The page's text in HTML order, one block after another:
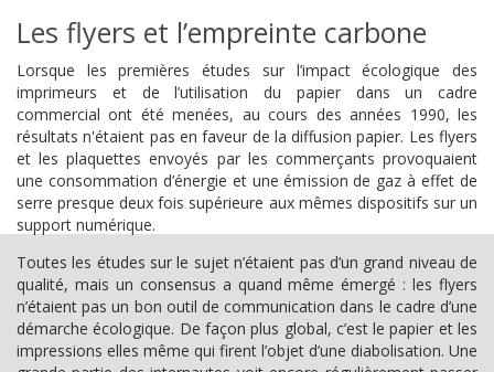
Les flyers et l’empreinte carbone
Lorsque les premières études sur l’impact écologique des
imprimeurs et de l’utilisation du papier dans un cadre
commercial ont été menées, au cours des années 1990, les
résultats n'étaient pas en faveur de la diffusion papier. Les flyers
et les plaquettes envoyés par les commerçants provoquaient
une consommation d’énergie et une émission de gaz à effet de
serre presque deux fois supérieure aux mêmes dispositifs sur un
support numérique.
Toutes les études sur le sujet n’étaient pas d’un grand niveau de
qualité, mais un consensus a quand même émergé : les flyers
n’étaient pas un bon outil de communication dans le cadre d’une
démarche écologique. De façon plus global, c’est le papier et les
impressions elles même qui firent l’objet d’une diabolisation. Une